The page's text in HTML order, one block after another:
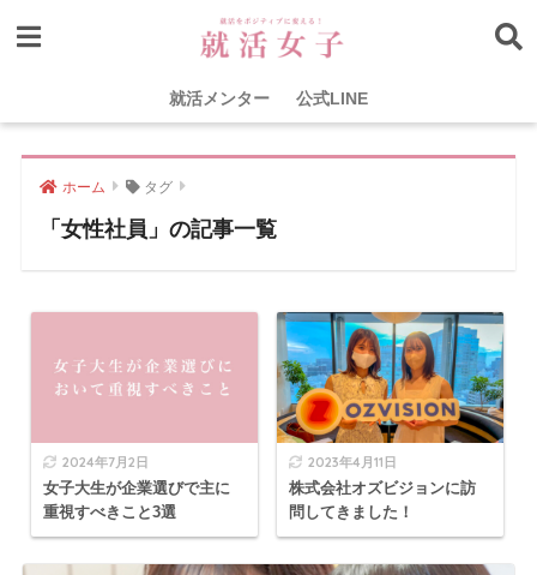
就活メンター 公式LINE
ホーム タグ
「女性社員」の記事一覧
2024年7月2日
女子大生が企業選びで主に
重視すべきこと3選
2023年4月11日
株式会社オズビジョンに訪
問してきました！